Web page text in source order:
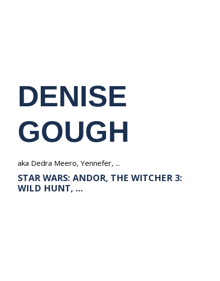
DENISE
GOUGH
aka Dedra Meero, Yennefer, ...
STAR WARS: ANDOR, THE WITCHER 3:
WILD HUNT, ...